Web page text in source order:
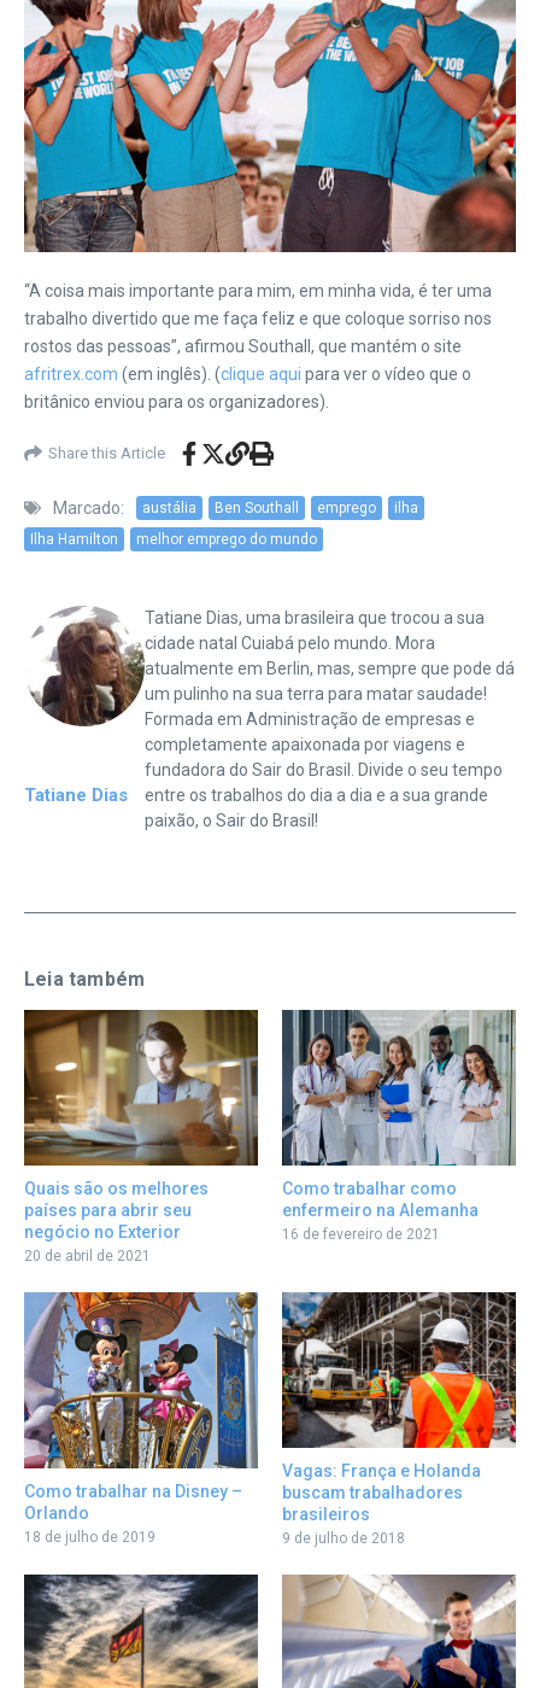
“A coisa mais importante para mim, em minha vida, é ter uma
trabalho divertido que me faça feliz e que coloque sorriso nos
rostos das pessoas”, afirmou Southall, que mantém o site
afritrex.com (em inglês). (clique aqui para ver o vídeo que o
britânico enviou para os organizadores).
Share this Article
Marcado: austália Ben Southall emprego
ilha
Ilha Hamilton
melhor emprego do mundo
Tatiane Dias
Tatiane Dias, uma brasileira que trocou a sua
cidade natal Cuiabá pelo mundo. Mora
atualmente em Berlin, mas, sempre que pode dá
um pulinho na sua terra para matar saudade!
Formada em Administração de empresas e
completamente apaixonada por viagens e
fundadora do Sair do Brasil. Divide o seu tempo
entre os trabalhos do dia a dia e a sua grande
paixão, o Sair do Brasil!
Leia também
Quais são os melhores
países para abrir seu
negócio no Exterior
20 de abril de 2021
Como trabalhar como
enfermeiro na Alemanha
16 de fevereiro de 2021
Como trabalhar na Disney –
Orlando
18 de julho de 2019
Vagas: França e Holanda
buscam trabalhadores
brasileiros
9 de julho de 2018